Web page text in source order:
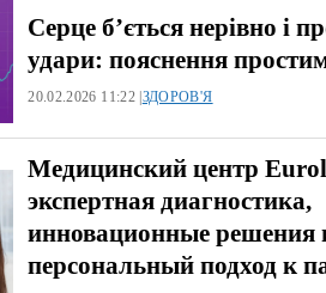
Серце б’ється нерівно і
удари: пояснення
20.02.2026 11:22 |ЗДОРОВ'Я
Медицинский центр
экспертная диагностика,
инновационные решения
персональный подход к